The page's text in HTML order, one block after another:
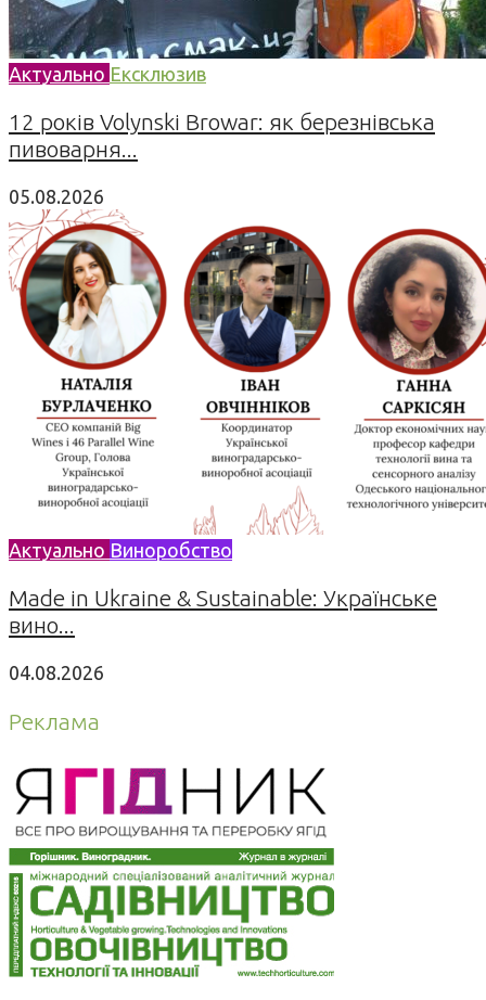
Актуально Ексклюзив
12 років Volynski Browar: як березнівська
пивоварня...
05.08.2026
Актуально Виноробство
Made in Ukraine & Sustainable: Українське
вино...
04.08.2026
Реклама